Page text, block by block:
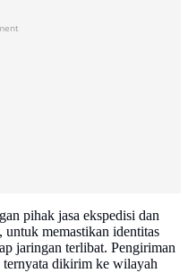
pihak jasa ekspedisi dan
memastikan identitas
jaringan terlibat. Pengiriman
ternyata dikirim ke wilayah